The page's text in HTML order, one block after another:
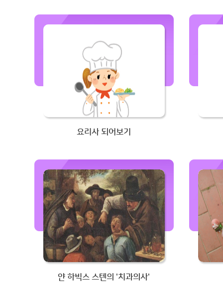
요리사 되어보기
얀 하빅스 스텐의 '치과의사'